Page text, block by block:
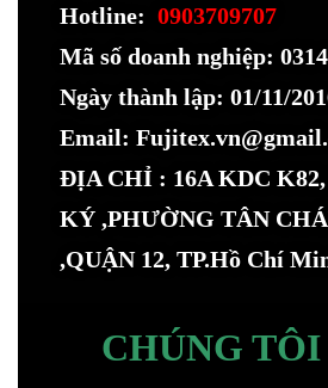
Hotline: 0903709707
Mã số doanh nghiệp:
Ngày thành lập: 01/11/
Email:
ĐỊA CHỈ : 16A KDC
KÝ ,PHƯỜNG TÂN
,QUẬN 12, TP.Hồ Chí
CHÚNG